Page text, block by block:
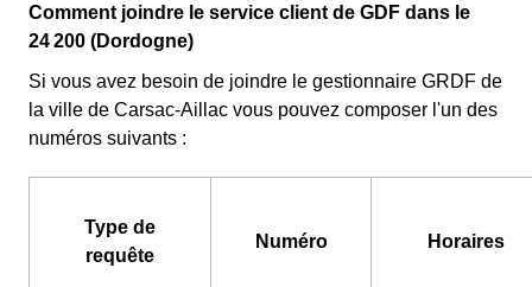
Comment joindre le service client de GDF dans le
24 200 (Dordogne)
Si vous avez besoin de joindre le gestionnaire GRDF de
la ville de Carsac-Aillac vous pouvez composer l'un des
numéros suivants :
Type de
requête
Numéro Horaires